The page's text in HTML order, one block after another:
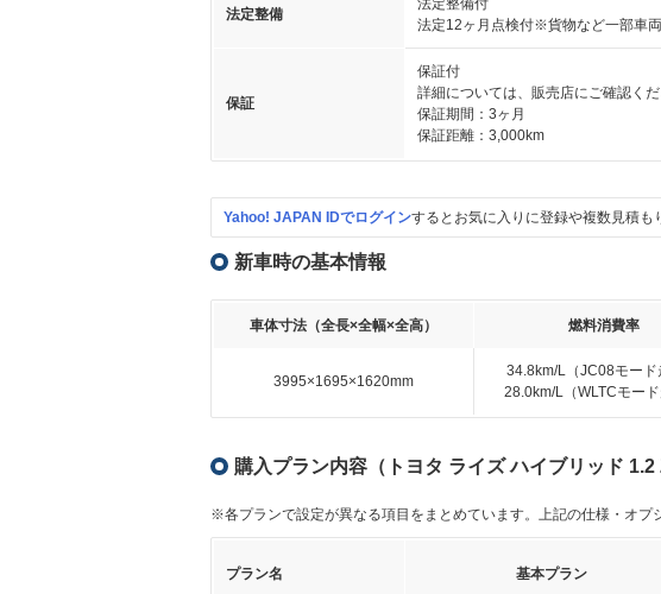
法定整備
法定整備付
法定12ヶ月点検付※貨物など一部車
保証
保証付
詳細については、販売店にご確認くだ
保証期間：3ヶ月
保証距離：3,000km
Yahoo! JAPAN IDでログインするとお気に入りに登録や複数見積も
新車時の基本情報
車体寸法（全長×全幅×全高） 燃料消費率
3995×1695×1620mm
34.8km/L（JC08モード
28.0km/L（WLTCモード
購入プラン内容（トヨタ ライズ ハイブリッド 1.2
※各プランで設定が異なる項目をまとめています。上記の仕様・オプ
プラン名 基本プラン